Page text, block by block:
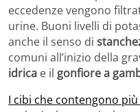
eccedenze vengono
urine. Buoni livelli di
anche il senso di
comuni all’inizio della
idrica e il gonfiore a
I cibi che contengono